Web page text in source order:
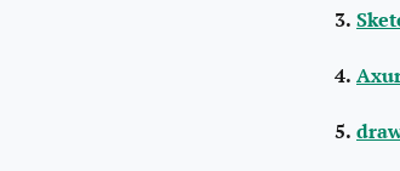
3.
4.
5.